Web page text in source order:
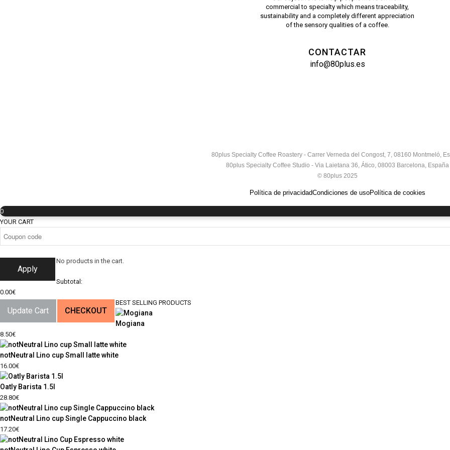
commercial to specialty which means traceability,
sustainability and a completely different appreciation
of the sensory qualities of a coffee.
CONTACTAR
info@80plus.es
80plus Specialty Coffee Roastery - Carrer Verneda del Congost, 7, 08160 Montmeló,
80plus Specialty Coffee Studio - Via Laietana 36, Ático, 08003 Barcelona, España
© 80plus 2025
Política de privacidadCondiciones de usoPolítica de cookies
0
YOUR CART
Apply
No products in the cart.
Subtotal:
0.00€
Update Cart CHECKOUT
BEST SELLING PRODUCTS
Mogiana
8.50€
notNeutral Lino cup Small latte white
16.00€
Oatly Barista 1.5l
28.80€
notNeutral Lino cup Single Cappuccino black
17.20€